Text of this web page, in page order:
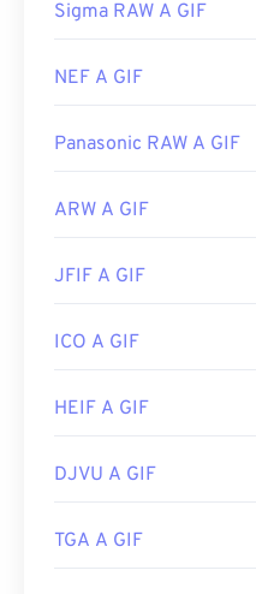
Sigma RAW A GIF
NEF A GIF
Panasonic RAW A GIF
ARW A GIF
JFIF A GIF
ICO A GIF
HEIF A GIF
DJVU A GIF
TGA A GIF